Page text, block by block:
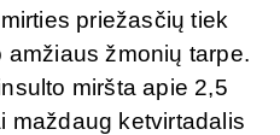
priežasčių tiek
žmonių tarpe.
miršta apie 2,5
maždaug ketvirtadalis